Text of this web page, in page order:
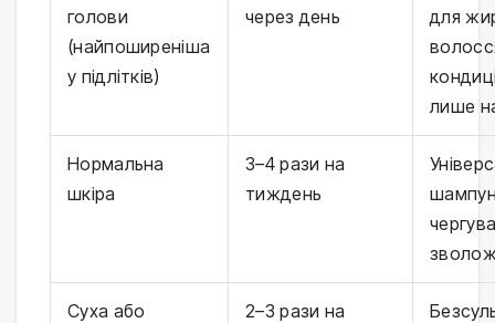
голови
(найпоширеніша
у підлітків)
через день
для
лише
Нормальна
шкіра
3–4 рази на
тиждень
Суха або
2–3 рази на